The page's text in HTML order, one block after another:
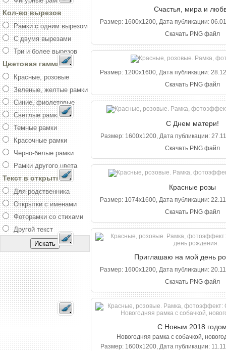
Кол-во вырезов
Рамки с одним вырезом
С двумя вырезами
Три и более вырезов
Цветовая гамма
Красные, розовые
Зеленые, желтые рамки
Синие, фиолетовые
Светлые рамки
Темные рамки
Красочные рамки
Черно-белые рамки
Рамки другого цвета
Текст в открытке
Для родственника
Открытки с именами
Фоторамки со стихами
Другой текст
Счастья, мира и
Размер: 1600x1200, Дата публикации:
Скачать PNG файл
Размер: 1200x1600, Дата публикации:
Скачать PNG файл
С Днем матери!
Размер: 1600x1200, Дата публикации:
Скачать PNG файл
Красные розы
Размер: 1074x1600, Дата публикации:
Скачать PNG файл
Приглашаю на мой день
Размер: 1600x1200, Дата публикации:
Скачать PNG файл
С Новым 2018
Новогодняя рамка с собачкой,
Размер: 1600x1200, Дата публикации: